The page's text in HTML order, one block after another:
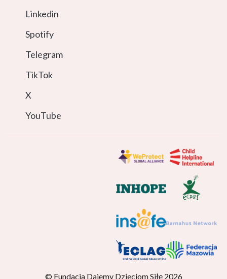
Linkedin
Spotify
Telegram
TikTok
X
YouTube
© Fundacja Dajemy Dzieciom Siłę 2026